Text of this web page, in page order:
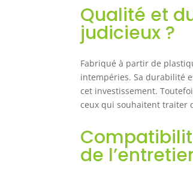
Qualité et
judicieux ?
Fabriqué à partir de
intempéries. Sa durabilité
cet investissement.
ceux qui souhaitent traiter
de